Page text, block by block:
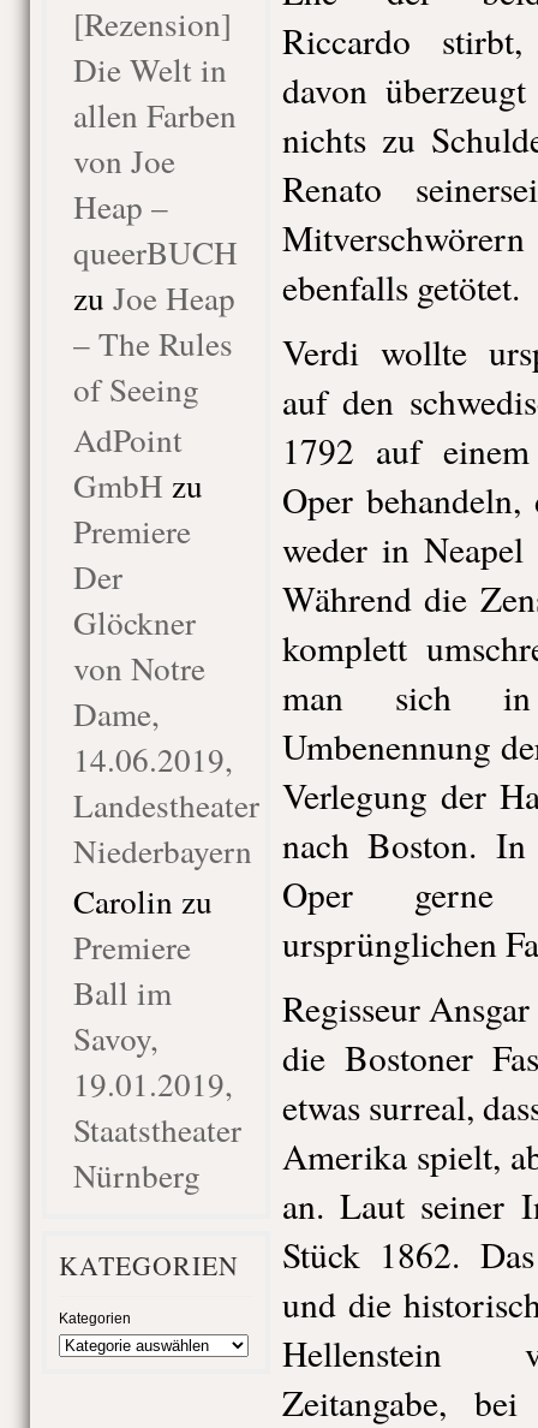
[Rezension]
Die Welt in
allen Farben
von Joe
Heap –
queerBUCH
zu Joe Heap
– The Rules
of Seeing
AdPoint
GmbH zu
Premiere
Der
Glöckner
von Notre
Dame,
14.06.2019,
Landestheater
Niederbayern
Carolin zu
Premiere
Ball im
Savoy,
19.01.2019,
Staatstheater
Nürnberg
KATEGORIEN
Kategorien
Riccardo
davon
nichts zu
Renato
ebenfalls getötet.
Verdi wollte
auf den
1792 auf
Oper
weder in
Während die
komplett
man sich
Umbenennung
Verlegung der
nach Boston.
Oper
ursprünglichen
Regisseur
die Bostoner
etwas surreal,
Amerika spielt,
an. Laut seiner
Stück 1862.
und die
Hellenstein
Zeitangabe,